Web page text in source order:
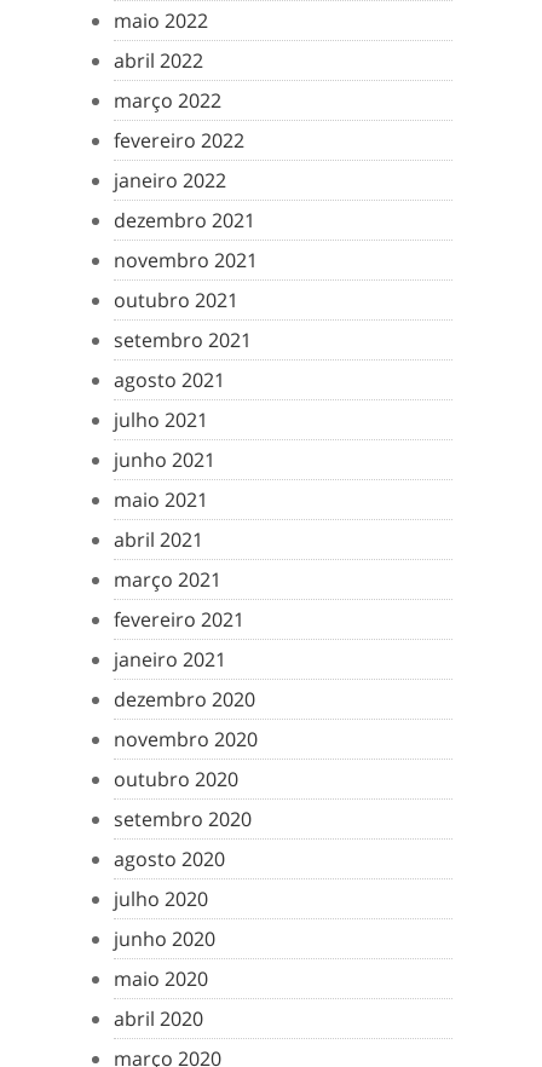
maio 2022
abril 2022
março 2022
fevereiro 2022
janeiro 2022
dezembro 2021
novembro 2021
outubro 2021
setembro 2021
agosto 2021
julho 2021
junho 2021
maio 2021
abril 2021
março 2021
fevereiro 2021
janeiro 2021
dezembro 2020
novembro 2020
outubro 2020
setembro 2020
agosto 2020
julho 2020
junho 2020
maio 2020
abril 2020
março 2020